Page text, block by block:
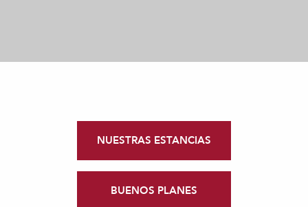
NUESTRAS ESTANCIAS
BUENOS PLANES